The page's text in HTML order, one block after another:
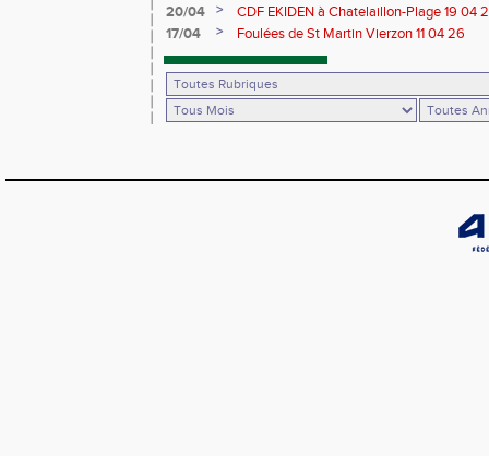
20/04
>
CDF EKIDEN à Chatelaillon-Plage 19 04
17/04
> Foulées de St Martin Vierzon 11 04 26